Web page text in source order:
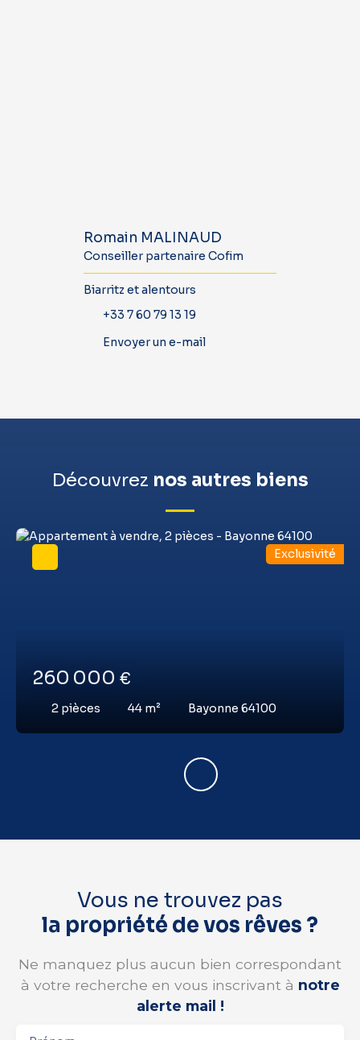
Romain MALINAUD
Conseiller partenaire Cofim
Biarritz et alentours
+33 7 60 79 13 19
Envoyer un e-mail
Découvrez nos autres biens
260 000 €
2 pièces 44 m² Bayonne 64100
Exclusivité
Vous ne trouvez pas
la propriété de vos rêves ?
Ne manquez plus aucun bien correspondant
à votre recherche en vous inscrivant à notre
alerte mail !